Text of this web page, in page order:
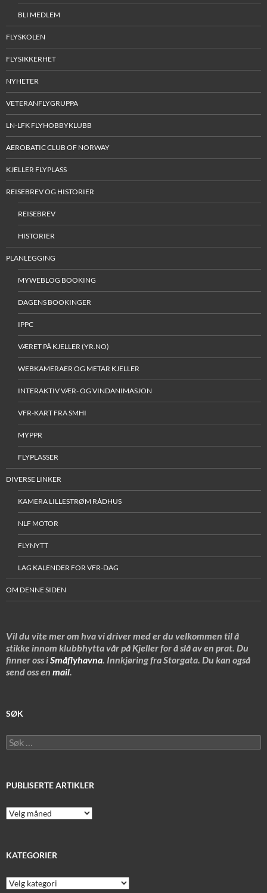
BLI MEDLEM
FLYSKOLEN
FLYSIKKERHET
NYHETER
VETERANFLYGRUPPA
LN-LFK FLYHOBBYKLUBB
AEROBATIC CLUB OF NORWAY
KJELLER FLYPLASS
REISEBREV OG HISTORIER
REISEBREV
HISTORIER
PLANLEGGING
MYWEBLOG BOOKING
DAGENS BOOKINGER
IPPC
VÆRET PÅ KJELLER (YR.NO)
WEBKAMERAER OG METAR KJELLER
INTERAKTIV VÆR- OG VINDANIMASJON
VFR-KART FRA SMHI
MYPPR
FLYPLASSER
DIVERSE LINKER
KAMERA LILLESTRØM RÅDHUS
NLF MOTOR
FLYNYTT
LAG KALENDER FOR VFR-DAG
OM DENNE SIDEN
Vil du vite mer om hva vi driver med er du velkommen til å
stikke innom klubbhytta vår på Kjeller for å slå av en prat. Du
finner oss iSmåflyhavna. Innkjøring fra Storgata. Du kan også
send oss en mail.
SØK
Søk
etter:
PUBLISERTE ARTIKLER
Publiserte
artikler
KATEGORIER
Kategorier